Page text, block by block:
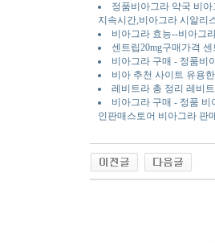
정품비아그라 약국 비
지속시간,비아그라 시알리
비아그라 효능--비아그
센트립20mg구매가격 센
비아그라 구매 - 정품비
비아 추천 사이트 유용
레비트라 총 정리 레비
비아그라 구매 - 정품
인판매스토어 비아그라 판